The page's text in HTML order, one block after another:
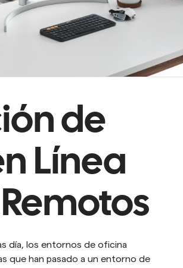
de
Línea
día, los entornos de oficina
que han pasado a un entorno de